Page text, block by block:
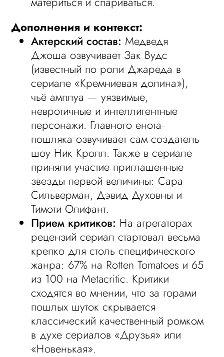
Дополнения и контекст:
Актерский состав: Медведя
Джоша озвучивает Зак Вудс
(известный по роли Джареда в
сериале «Кремниевая долина»),
чьё амплуа — уязвимые,
невротичные и интеллигентные
персонажи. Главного енота-
пошляка озвучивает сам создатель
шоу Ник Кролл. Также в сериале
приняли участие приглашенные
звезды первой величины: Сара
Сильверман, Дэвид Духовны и
Тимоти Олифант.
Прием критиков: На агрегаторах
рецензий сериал стартовал весьма
крепко для столь специфического
жанра: 67% на Rotten Tomatoes и 65
из 100 на Metacritic. Критики
сходятся во мнении, что за горами
пошлых шуток скрывается
классический качественный ромком
в духе сериалов «Друзья» или
«Новенькая».